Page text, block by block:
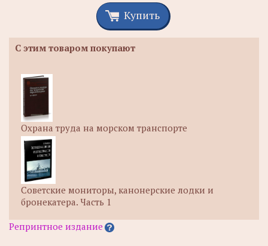
Купить
С этим товаром покупают
Охрана труда на морском транспорте
Советские мониторы, канонерские лодки и
бронекатера. Часть 1
Репринтное издание